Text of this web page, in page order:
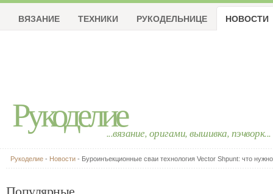
Рукоделие...вязание, оригами, вышивка, пэчворк...
ВЯЗАНИЕ ТЕХНИКИ РУКОДЕЛЬНИЦЕ НОВОСТИ
Рукоделие - Новости - Буроинъекционные сваи технология Vector Shpunt: что